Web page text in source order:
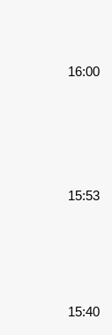
16:00
15:53
15:40